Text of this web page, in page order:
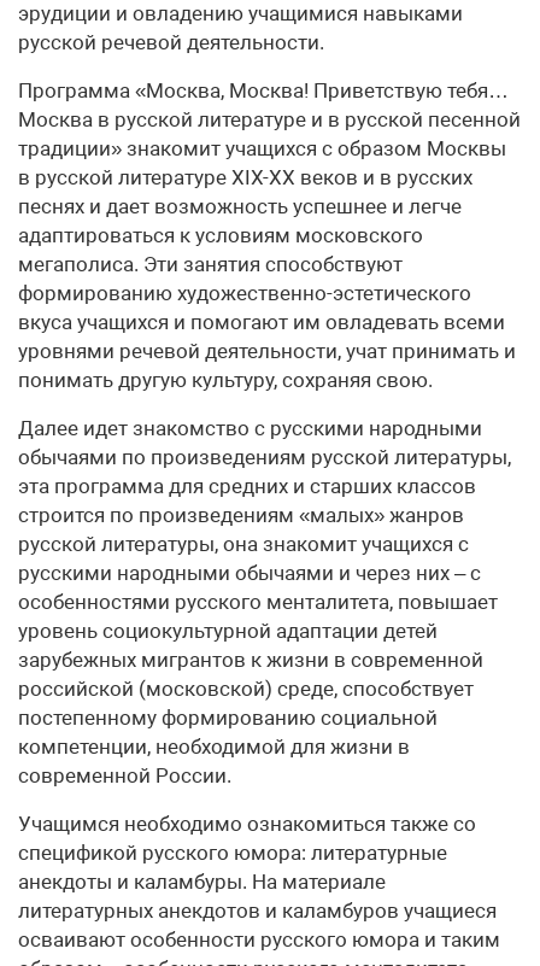
эрудиции и овладению учащимися навыками
русской речевой деятельности.
Программа «Москва, Москва! Приветствую тебя…
Москва в русской литературе и в русской песенной
традиции» знакомит учащихся с образом Москвы
в русской литературе XIX-XX веков и в русских
песнях и дает возможность успешнее и легче
адаптироваться к условиям московского
мегаполиса. Эти занятия способствуют
формированию художественно-эстетического
вкуса учащихся и помогают им овладевать всеми
уровнями речевой деятельности, учат принимать и
понимать другую культуру, сохраняя свою.
Далее идет знакомство с русскими народными
обычаями по произведениям русской литературы,
эта программа для средних и старших классов
строится по произведениям «малых» жанров
русской литературы, она знакомит учащихся с
русскими народными обычаями и через них – с
особенностями русского менталитета, повышает
уровень социокультурной адаптации детей
зарубежных мигрантов к жизни в современной
российской (московской) среде, способствует
постепенному формированию социальной
компетенции, необходимой для жизни в
современной России.
Учащимся необходимо ознакомиться также со
спецификой русского юмора: литературные
анекдоты и каламбуры. На материале
литературных анекдотов и каламбуров учащиеся
осваивают особенности русского юмора и таким